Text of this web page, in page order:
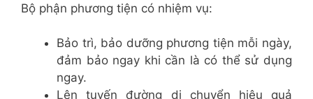
Bộ phận phương tiện có nhiệm vụ:
Bảo trì, bảo dưỡng phương tiện mỗi ngày,
đảm bảo ngay khi cần là có thể sử dụng
ngay.
Lên tuyến đường di chuyển hiệu quả